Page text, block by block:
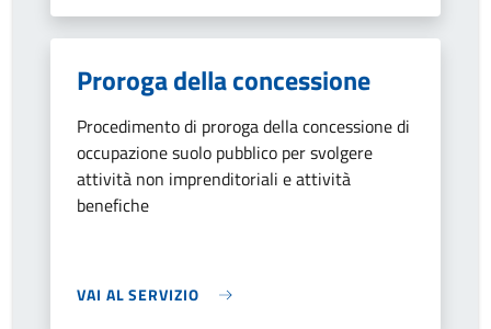
Proroga della concessione
Procedimento di proroga della concessione di
occupazione suolo pubblico per svolgere
attività non imprenditoriali e attività
benefiche
VAI AL SERVIZIO